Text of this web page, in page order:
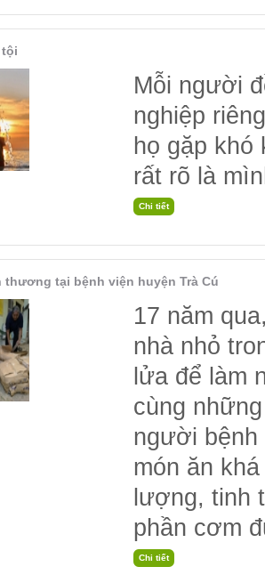
Mỗi người
nghiệp
họ gặp
rất rõ là
thương tại bệnh viện huyện Trà Cú
17 năm
nhà nhỏ
lửa để làm
cùng
người bệnh
món ăn
lượng, tinh
phần cơm